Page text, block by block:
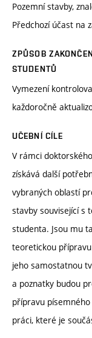
Pozemní stavby,
Předchozí účast na
ZPŮSOB
STUDENTŮ
Vymezení
každoročně
UČEBNÍ CÍLE
V rámci
získává další
vybraných oblastí
stavby související s
studenta. Jsou mu
teoretickou
jeho samostatnou
a poznatky budou
přípravu
práci, které je